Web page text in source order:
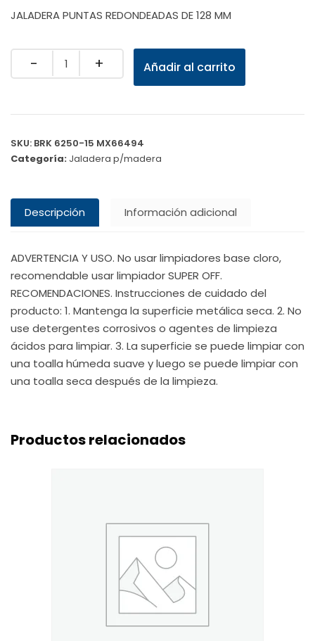
JALADERA PUNTAS REDONDEADAS DE 128 MM
Quantity Añadir al carrito
SKU: BRK 6250-15 MX66494
Categoría: Jaladera p/madera
Descripción Información adicional
ADVERTENCIA Y USO. No usar limpiadores base cloro,
recomendable usar limpiador SUPER OFF.
RECOMENDACIONES. Instrucciones de cuidado del
producto: 1. Mantenga la superficie metálica seca. 2. No
use detergentes corrosivos o agentes de limpieza
ácidos para limpiar. 3. La superficie se puede limpiar con
una toalla húmeda suave y luego se puede limpiar con
una toalla seca después de la limpieza.
Productos relacionados